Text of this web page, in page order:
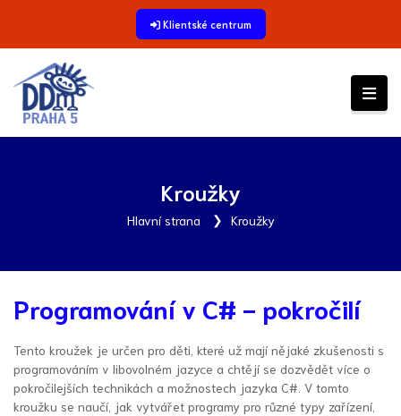
Klientské centrum
Kroužky
Hlavní strana Kroužky
Programování v C# - pokročilí
Tento kroužek je určen pro děti, které už mají nějaké zkušenosti s
programováním v libovolném jazyce a chtějí se dozvědět více o
pokročilejších technikách a možnostech jazyka C#. V tomto
kroužku se naučí, jak vytvářet programy pro různé typy zařízení,